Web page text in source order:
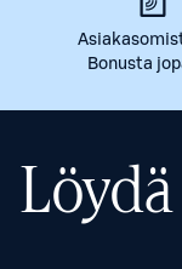
Bonusta
Löydä